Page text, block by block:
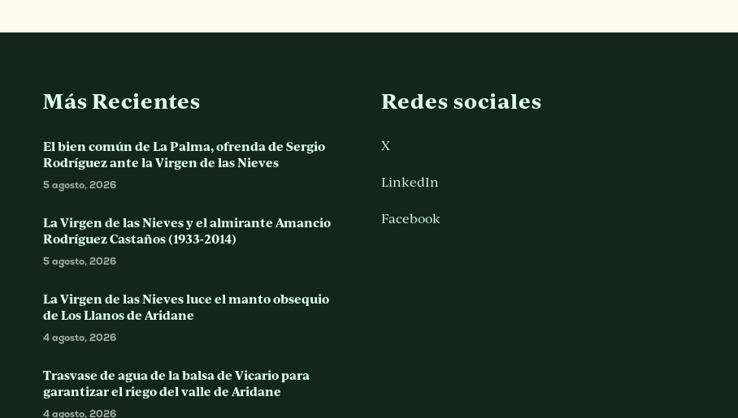
Más Recientes
El bien común de La Palma, ofrenda de Sergio
Rodríguez ante la Virgen de las Nieves
5 agosto, 2026
La Virgen de las Nieves y el almirante Amancio
Rodríguez Castaños (1933-2014)
5 agosto, 2026
La Virgen de las Nieves luce el manto obsequio
de Los Llanos de Aridane
4 agosto, 2026
Trasvase de agua de la balsa de Vicario para
garantizar el riego del valle de Aridane
4 agosto, 2026
Redes sociales
X
LinkedIn
Facebook